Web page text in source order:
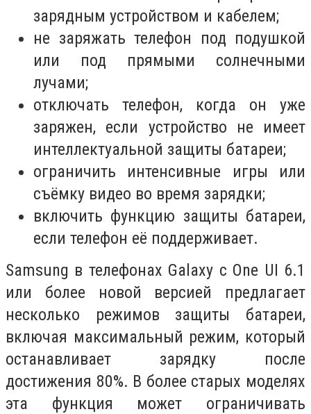
зарядным устройством и кабелем;
не заряжать телефон под подушкой
или под прямыми солнечными
лучами;
отключать телефон, когда он уже
заряжен, если устройство не имеет
интеллектуальной защиты батареи;
ограничить интенсивные игры или
съёмку видео во время зарядки;
включить функцию защиты батареи,
если телефон её поддерживает.
Samsung в телефонах Galaxy с One UI 6.1
или более новой версией предлагает
несколько режимов защиты батареи,
включая максимальный режим, который
останавливает зарядку после
достижения 80%. В более старых моделях
эта функция может ограничивать